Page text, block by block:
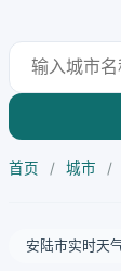
首页 / 城市 /
安陆市实时天